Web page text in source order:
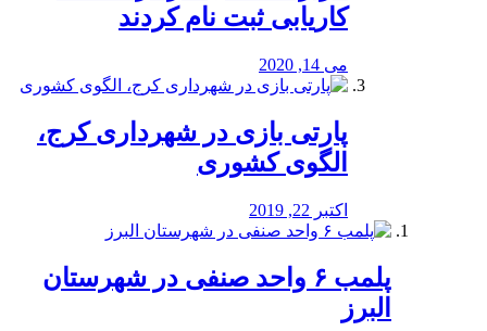
کاریابی ثبت نام کردند
می 14, 2020
پارتی بازی در شهرداری کرج،
الگوی کشوری
اکتبر 22, 2019
پلمب ۶ واحد صنفی در شهرستان
البرز